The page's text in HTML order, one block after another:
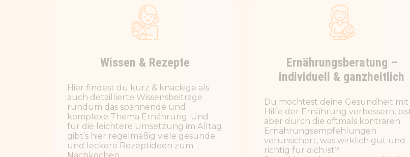
komplexe Thema Ernährung. Und
für die leichtere Umsetzung im Alltag
gibt’s hier regelmäßig viele gesunde
und leckere Rezeptideen zum
KURZBEITRÄGE UND REZEPTE
VIDEOS
PODCAST
aber durch die oftmals konträren
Ernährungsempfehlungen
verunsichert, was wirklich gut und
richtig für dich ist?
Wir helfen dir, die für dich individuell
passende Ernährung zu finden und
die entscheidenden
dich wirklich weiterbringen.
WEITERLESEN